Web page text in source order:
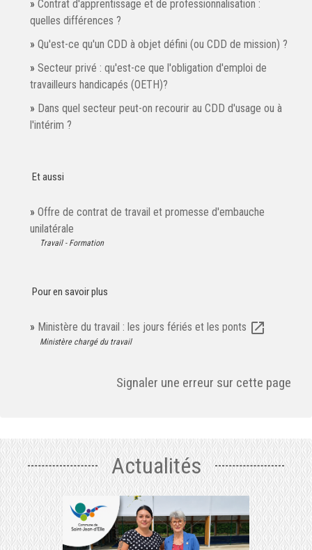
Contrat d'apprentissage et de professionnalisation :
quelles différences ?
Qu'est-ce qu'un CDD à objet défini (ou CDD de mission) ?
Secteur privé : qu'est-ce que l'obligation d'emploi de
travailleurs handicapés (OETH)?
Dans quel secteur peut-on recourir au CDD d'usage ou à
l'intérim ?
Et aussi
Offre de contrat de travail et promesse d'embauche
unilatérale
Travail - Formation
Pour en savoir plus
Ministère du travail : les jours fériés et les ponts open_in_new
Ministère chargé du travail
Signaler une erreur sur cette page
Actualités